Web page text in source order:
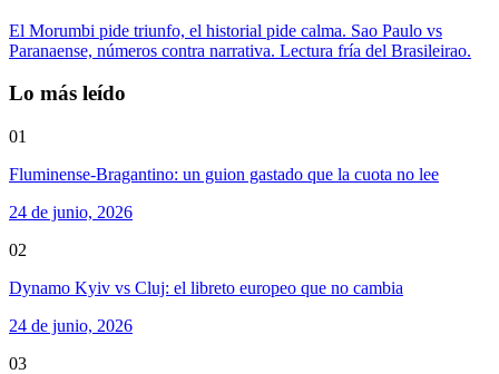
El Morumbi pide triunfo, el historial pide calma. Sao Paulo vs
Paranaense, números contra narrativa. Lectura fría del Brasileirao.
Lo más leído
01
Fluminense-Bragantino: un guion gastado que la cuota no lee
24 de junio, 2026
02
Dynamo Kyiv vs Cluj: el libreto europeo que no cambia
24 de junio, 2026
03